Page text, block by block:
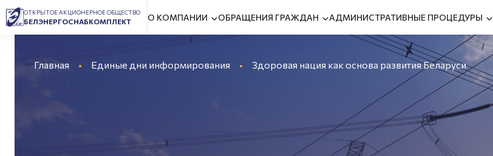
ОТКРЫТОЕ АКЦИОНЕРНОЕ ОБЩЕСТВО
БЕЛЭНЕРГОСНАБКОМПЛЕКТ О КОМПАНИИ ОБРАЩЕНИЯ ГРАЖДАН АДМИНИСТРАТИВНЫЕ ПРОЦЕДУРЫ
Главная Единые дни информирования Здоровая нация как основа развития Беларуси